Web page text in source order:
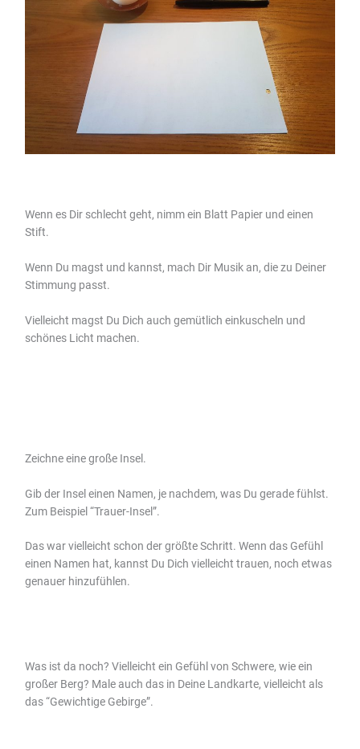
Wenn es Dir schlecht geht, nimm ein Blatt Papier und einen
Stift.
Wenn Du magst und kannst, mach Dir Musik an, die zu Deiner
Stimmung passt.
Vielleicht magst Du Dich auch gemütlich einkuscheln und
schönes Licht machen.
Zeichne eine große Insel.
Gib der Insel einen Namen, je nachdem, was Du gerade fühlst.
Zum Beispiel “Trauer-Insel”.
Das war vielleicht schon der größte Schritt. Wenn das Gefühl
einen Namen hat, kannst Du Dich vielleicht trauen, noch etwas
genauer hinzufühlen.
Was ist da noch? Vielleicht ein Gefühl von Schwere, wie ein
großer Berg? Male auch das in Deine Landkarte, vielleicht als
das “Gewichtige Gebirge”.